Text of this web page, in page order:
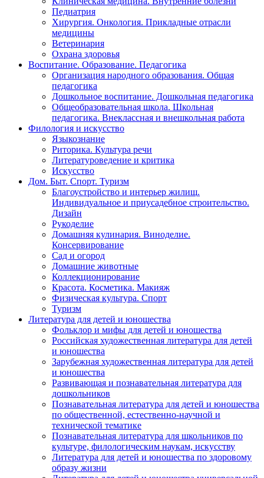
Педиатрия
Хирургия. Онкология. Прикладные отрасли
медицины
Ветеринария
Охрана здоровья
Воспитание. Образование. Педагогика
Организация народного образования. Общая
педагогика
Дошкольное воспитание. Дошкольная педагогика
Общеобразовательная школа. Школьная
педагогика. Внеклассная и внешкольная работа
Филология и искусство
Языкознание
Риторика. Культура речи
Литературоведение и критика
Искусство
Дом. Быт. Спорт. Туризм
Благоустройство и интерьер жилищ.
Индивидуальное и приусадебное строительство.
Дизайн
Рукоделие
Домашняя кулинария. Виноделие.
Консервирование
Сад и огород
Домашние животные
Коллекционирование
Красота. Косметика. Макияж
Физическая культура. Спорт
Туризм
Литература для детей и юношества
Фольклор и мифы для детей и юношества
Российская художественная литература для детей
и юношества
Зарубежная художественная литература для детей
и юношества
Развивающая и познавательная литература для
дошкольников
Познавательная литература для детей и юношества
по общественной, естественно-научной и
технической тематике
Познавательная литература для школьников по
культуре, филологическим наукам, искусству
Литература для детей и юношества по здоровому
образу жизни